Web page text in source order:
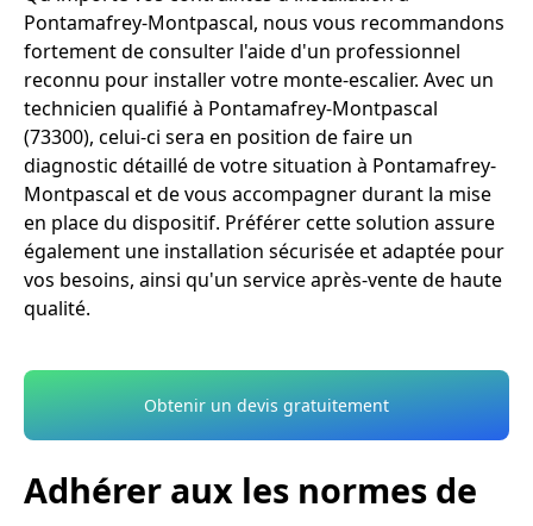
Pontamafrey-Montpascal, nous vous recommandons
fortement de consulter l'aide d'un professionnel
reconnu pour installer votre monte-escalier. Avec un
technicien qualifié à Pontamafrey-Montpascal
(73300), celui-ci sera en position de faire un
diagnostic détaillé de votre situation à Pontamafrey-
Montpascal et de vous accompagner durant la mise
en place du dispositif. Préférer cette solution assure
également une installation sécurisée et adaptée pour
vos besoins, ainsi qu'un service après-vente de haute
qualité.
Obtenir un devis gratuitement
Adhérer aux les normes de